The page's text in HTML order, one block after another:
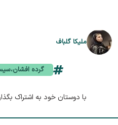
ملیکا گلباف
گرده
با دوستان خود به اشتراک